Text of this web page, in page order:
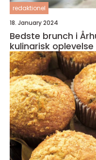
redaktionel
18. January 2024
Bedste brunch i
kulinarisk oplevelse